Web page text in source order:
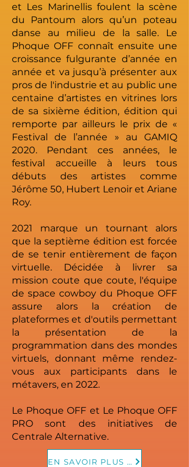
et Les Marinellis foulent la scène
du Pantoum alors qu’un poteau
danse au milieu de la salle. Le
Phoque OFF connaît ensuite une
croissance fulgurante d’année en
année et va jusqu’à présenter aux
pros de l'industrie et au public une
centaine d’artistes en vitrines lors
de sa sixième édition, édition qui
remporte par ailleurs le prix de «
Festival de l’année » au GAMIQ
2020. Pendant ces années, le
festival accueille à leurs tous
débuts des artistes comme
Jérôme 50, Hubert Lenoir et Ariane
Roy.
2021 marque un tournant alors
que la septième édition est forcée
de se tenir entièrement de façon
virtuelle. Décidée à livrer sa
mission coute que coute, l'équipe
de space cowboy du Phoque OFF
assure alors la création de
plateformes et d'outils permettant
la présentation de la
programmation dans des mondes
virtuels, donnant même rendez-
vous aux participants dans le
métavers, en 2022.
Le Phoque OFF et Le Phoque OFF
PRO sont des initiatives de
Centrale Alternative.
EN SAVOIR PLUS SUR LE PHOQUE OFF PRO